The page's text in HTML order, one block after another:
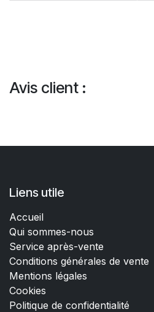
Avis client :
Liens utile
Accueil
Qui sommes-nous
Service après-vente
Conditions générales de vente
Mentions légales
Cookies
Politique de confidentialité